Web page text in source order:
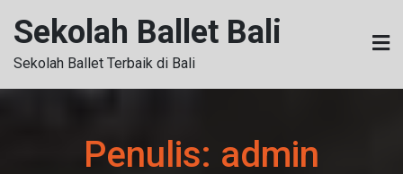
content
Sekolah Ballet Bali
Sekolah Ballet Terbaik di Bali
Penulis: admin